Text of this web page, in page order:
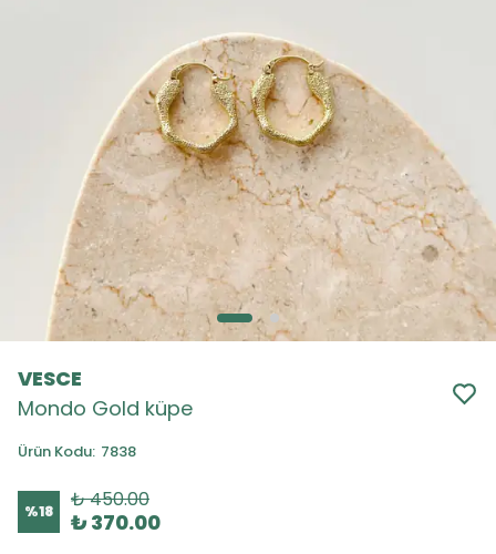
VESCE
Mondo Gold küpe
Ürün Kodu: 7838
%18 ₺ 450.00
₺ 370.00